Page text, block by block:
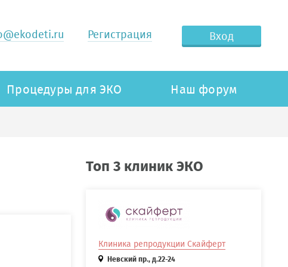
Регистрация Вход
Процедуры для ЭКО Наш форум
Топ 3 клиник ЭКО
Клиника репродукции Скайферт
Невский пр., д.22-24